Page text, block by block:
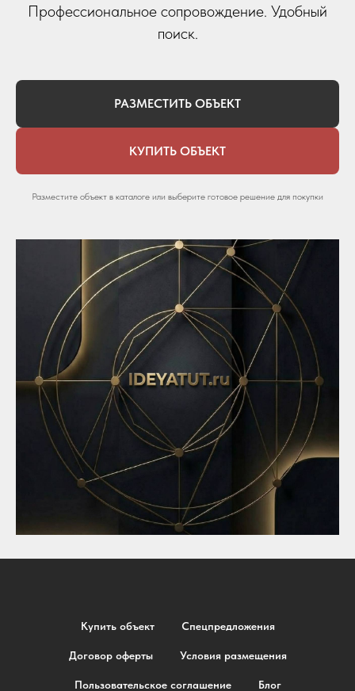
Профессиональное сопровождение. Удобный
поиск.
РАЗМЕСТИТЬ ОБЪЕКТ
КУПИТЬ ОБЪЕКТ
Разместите объект в каталоге или выберите готовое решение для покупки
Купить объект Спецпредложения
Договор оферты Условия размещения
Пользовательское соглашение Блог